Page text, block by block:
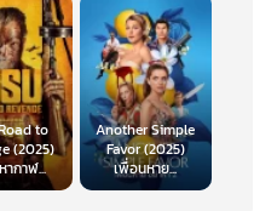
to
(2025)
กาฬ...
Another Simple
Favor (2025)
เพื่อนหาย...